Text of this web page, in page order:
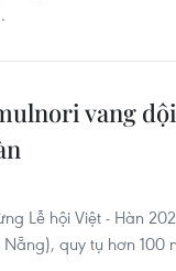
vang
Lễ hội Việt - Hàn
quy tụ hơn 100